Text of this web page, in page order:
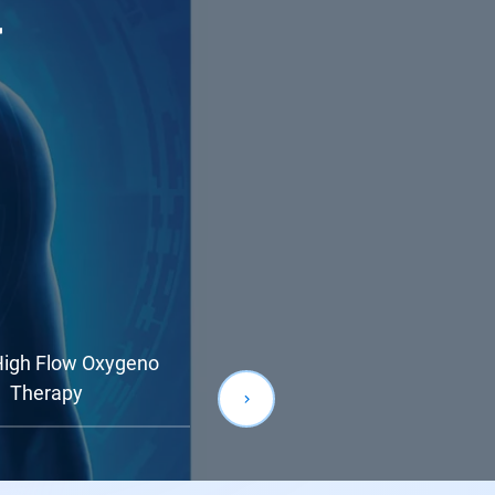
Flow Oxygeno
Therapy